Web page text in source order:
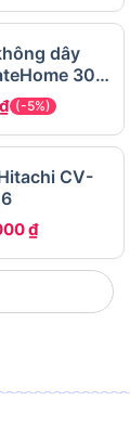
đầy, bánh
dây
300
₫ (-5%)
CV-
₫